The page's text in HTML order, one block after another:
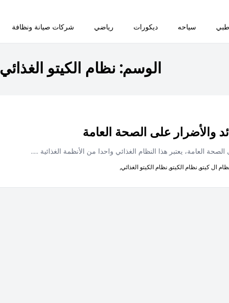
طبي سياحه ديكورات رياضي شركات صيانة ونظافة
الوسم: نظام الكيتو الغذائي
والأضرار على الصحة العامة
العامة، يعتبر هذا النظام الغذائي واحدا من الأنظمة الغذائية .....
ال كيتو,نظام الكيتو,نظام الكيتو الغذائي,